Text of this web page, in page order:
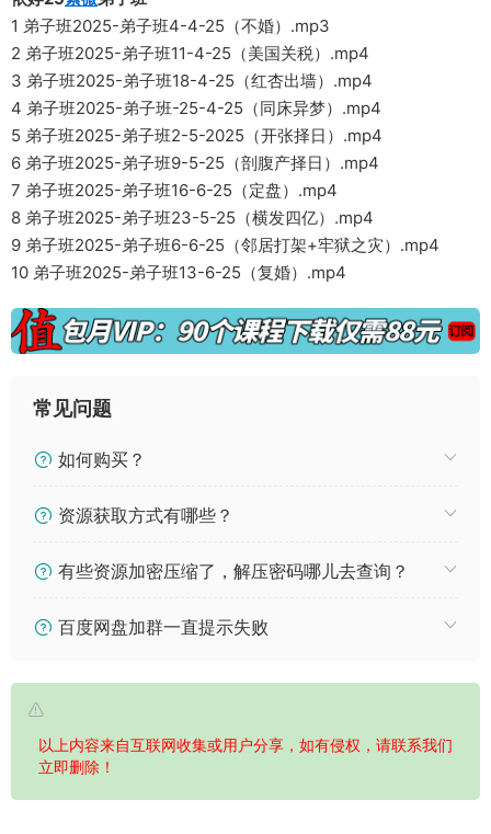
1 弟子班2025-弟子班4-4-25（不婚）.mp3
2 弟子班2025-弟子班11-4-25（美国关税）.mp4
3 弟子班2025-弟子班18-4-25（红杏出墙）.mp4
4 弟子班2025-弟子班-25-4-25（同床异梦）.mp4
5 弟子班2025-弟子班2-5-2025（开张择日）.mp4
6 弟子班2025-弟子班9-5-25（剖腹产择日）.mp4
7 弟子班2025-弟子班16-6-25（定盘）.mp4
8 弟子班2025-弟子班23-5-25（横发四亿）.mp4
9 弟子班2025-弟子班6-6-25（邻居打架+牢狱之灾）.mp4
10 弟子班2025-弟子班13-6-25（复婚）.mp4
常见问题
如何购买？
资源获取方式有哪些？
有些资源加密压缩了，解压密码哪儿去查询？
百度网盘加群一直提示失败
以上内容来自互联网收集或用户分享，如有侵权，请联系我们
立即删除！